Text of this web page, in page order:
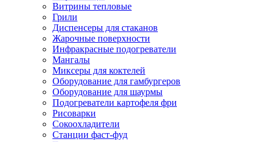
Витрины тепловые
Грили
Диспенсеры для стаканов
Жарочные поверхности
Инфракрасные подогреватели
Мангалы
Миксеры для коктелей
Оборудование для гамбургеров
Оборудование для шаурмы
Подогреватели картофеля фри
Рисоварки
Сокоохладители
Станции фаст-фуд